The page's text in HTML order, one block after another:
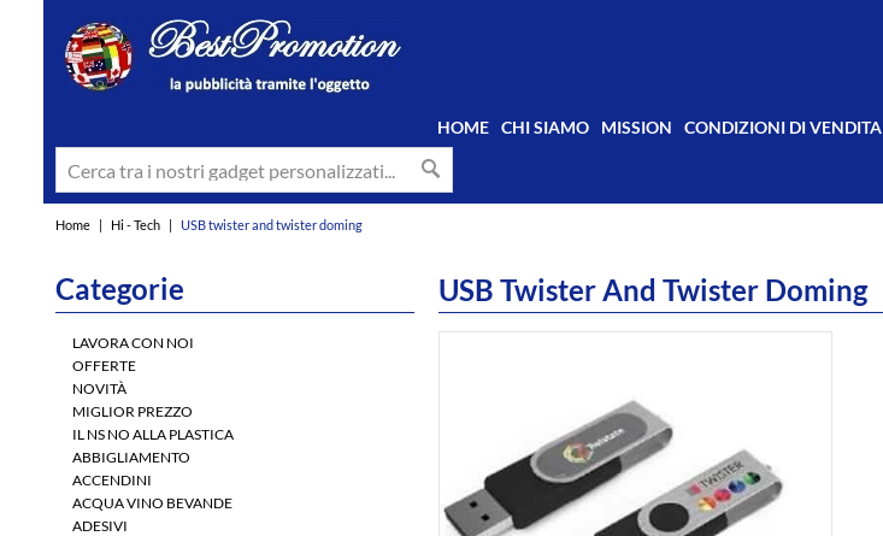
HOME CHI SIAMO MISSION CONDIZIONI DI VENDITA
Home | Hi - Tech | USB twister and twister doming
USB Twister And Twister Doming
Categorie
LAVORA CON NOI
OFFERTE
NOVITÀ
MIGLIOR PREZZO
IL NS NO ALLA PLASTICA
ABBIGLIAMENTO
ACCENDINI
ACQUA VINO BEVANDE
ADESIVI